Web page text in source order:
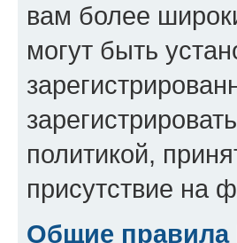
вам более
могут быть
политикой,
присутствие на
Общие правила